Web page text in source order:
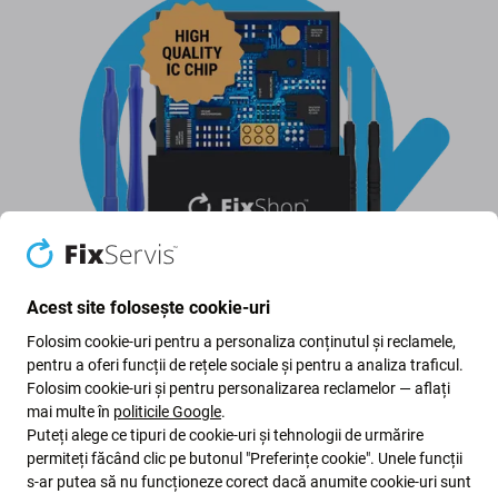
Înlocuirea bateriei
Când înlocuiți bateria, nu uitați să:
Bateria
Acest site folosește cookie-uri
Folosim cookie-uri pentru a personaliza conținutul și reclamele,
pentru a oferi funcții de rețele sociale și pentru a analiza traficul.
Folosim cookie-uri și pentru personalizarea reclamelor — aflați
mai multe în politicile Google.
Puteți alege ce tipuri de cookie-uri și tehnologii de urmărire
permiteți făcând clic pe butonul "Preferințe cookie". Unele funcții
s-ar putea să nu funcționeze corect dacă anumite cookie-uri sunt